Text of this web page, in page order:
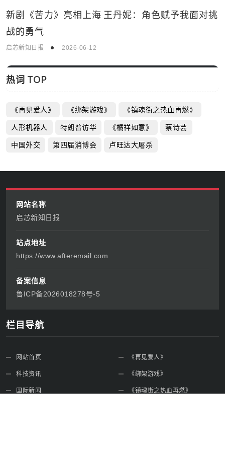
新剧《苦力》亮相上海 王丹妮：角色赋予我面对挑
战的勇气
启芯新知日报 2026-06-12
热词 TOP
《再见爱人》 《绑架游戏》 《镇魂街之热血再燃》
人形机器人 特朗普访华 《橘祥如意》 蔡诗芸
中国外交 第四届消博会 卢旺达大屠杀
网站名称
启芯新知日报
站点地址
https://www.afteremail.com
备案信息
鲁ICP备2026018278号-5
栏目导航
网站首页
科技资讯
国际新闻
《再见爱人》
《绑架游戏》
《镇魂街之热血再燃》